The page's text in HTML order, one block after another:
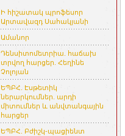
Ի հիշատակ պրոֆեսոր
Արտավազդ Սահակյանի
Ամանոր
Դենսիտոմետրիա. հաճախ
տրվող հարցեր. Հեղինե
Չոլոյան
ԵՊԲՀ. Էսթետիկ
ներարկումներ. արդի
միտումներ և անվտանգային
հարցեր
ԵՊԲՀ. Բժիշկ-պացիենտ